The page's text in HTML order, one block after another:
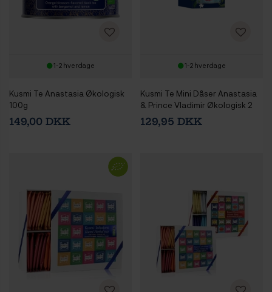
1-2 hverdage
Kusmi Te Anastasia Økologisk
100g
149,00 DKK
1-2 hverdage
Kusmi Te Mini Dåser Anastasia
& Prince Vladimir Økologisk 2
stk
129,95 DKK